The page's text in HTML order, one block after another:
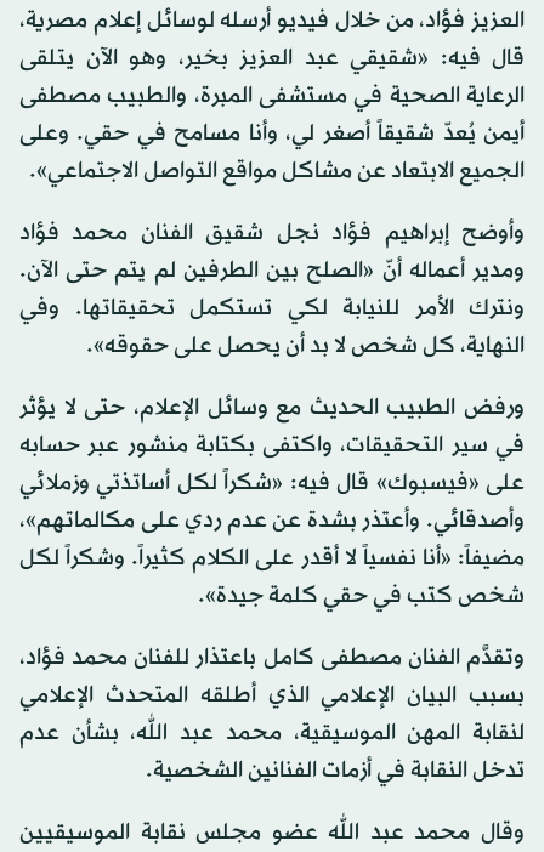
العزيز فؤاد، من خلال فيديو أرسله لوسائل إعلام مصرية،
قال فيه: «شقيقي عبد العزيز بخير، وهو الآن يتلقى
الرعاية الصحية في مستشفى المبرة، والطبيب مصطفى
أيمن يُعدّ شقيقاً أصغر لي، وأنا مسامح في حقي. وعلى
الجميع الابتعاد عن مشاكل مواقع التواصل الاجتماعي».
وأوضح إبراهيم فؤاد نجل شقيق الفنان محمد فؤاد
ومدير أعماله أنّ «الصلح بين الطرفين لم يتم حتى الآن.
ونترك الأمر للنيابة لكي تستكمل تحقيقاتها. وفي
النهاية، كل شخص لا بد أن يحصل على حقوقه».
ورفض الطبيب الحديث مع وسائل الإعلام، حتى لا يؤثر
في سير التحقيقات، واكتفى بكتابة منشور عبر حسابه
على «فيسبوك» قال فيه: «شكراً لكل أساتذتي وزملائي
وأصدقائي. وأعتذر بشدة عن عدم ردي على مكالماتهم»،
مضيفاً: «أنا نفسياً لا أقدر على الكلام كثيراً. وشكراً لكل
شخص كتب في حقي كلمة جيدة».
وتقدَّم الفنان مصطفى كامل باعتذار للفنان محمد فؤاد،
بسبب البيان الإعلامي الذي أطلقه المتحدث الإعلامي
لنقابة المهن الموسيقية، محمد عبد الله، بشأن عدم
تدخل النقابة في أزمات الفنانين الشخصية.
وقال محمد عبد الله عضو مجلس نقابة الموسيقيين